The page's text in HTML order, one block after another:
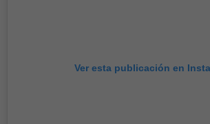
Ver esta publicación en